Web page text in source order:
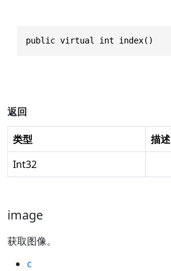
public virtual int index()
返回
类型
描述
Int32
image
获取图像。
c